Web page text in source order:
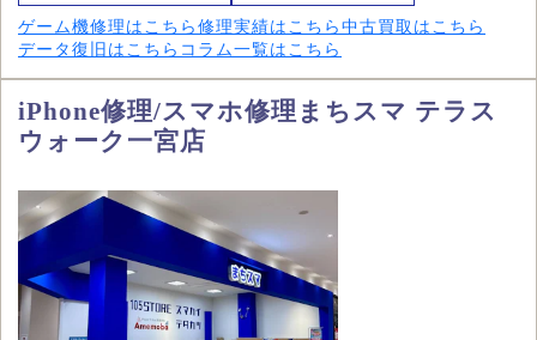
ゲーム機修理はこちら 修理実績はこちら 中古買取はこちら
データ復旧はこちら コラム一覧はこちら
iPhone修理/スマホ修理まちスマ テラス
ウォーク一宮店